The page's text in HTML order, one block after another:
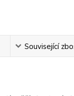
Související